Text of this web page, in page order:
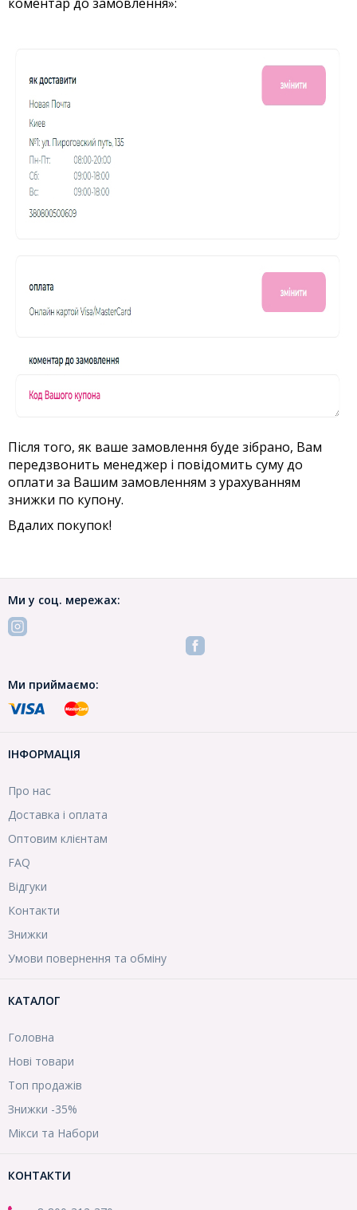
Після того, як ваше замовлення буде зібрано, Вам
передзвонить менеджер і повідомить суму до
оплати за Вашим замовленням з урахуванням
знижки по купону.
Вдалих покупок!
Ми у соц. мережах:
Ми приймаємо:
ІНФОРМАЦІЯ
Про нас
Доставка і оплата
Оптовим клієнтам
FAQ
Відгуки
Контакти
Знижки
Умови повернення та обміну
КАТАЛОГ
Головна
Нові товари
Топ продажів
Знижки -35%
Мікси та Набори
КОНТАКТИ